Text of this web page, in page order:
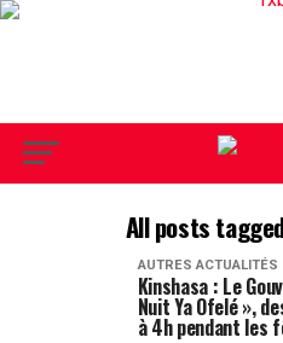
All posts
AUTRES ACTUALITÉS
Kinshasa : Le
Nuit Ya Ofelé »,
à 4h pendant les